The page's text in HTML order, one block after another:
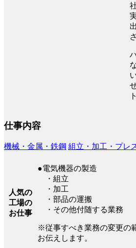
仕事内容
機械・金属・鉄鋼 組立・加工・プレ
人気の
工場の
お仕事
●電気機器の製造
・組立
・加工
・部品の運搬
・その他付随する業務
※従事すべき業務の変更の
お伝えします。